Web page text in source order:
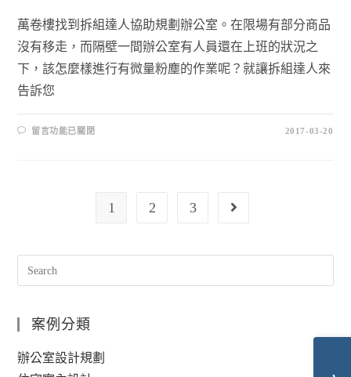
萬卷樓找到拆組達人協助規劃辦公室。在限場有部分商品
沒有移走，而隔壁一間辦公室有人員還在上班的狀況之
下，該怎麼樣進行有微量粉塵的作業呢？就讓拆組達人來
告訴您
留言功能已關閉 2017-03-20
1 2 3
案例分類
辦公室設計規劃